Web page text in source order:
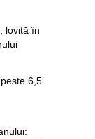
lovită în
6,5